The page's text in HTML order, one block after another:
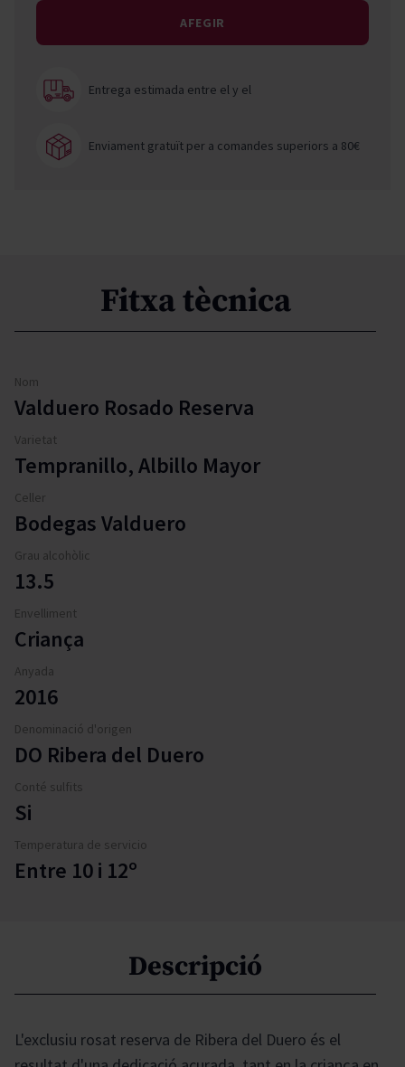
AFEGIR
Entrega estimada entre ely el
Enviament gratuït per a comandes superiors a 80€
Fitxa tècnica
Nom
Valduero Rosado Reserva
Varietat
Tempranillo, Albillo Mayor
Celler
Bodegas Valduero
Grau alcohòlic
13.5
Envelliment
Criança
Anyada
2016
Denominació d'origen
DO Ribera del Duero
Conté sulfits
Si
Temperatura de servicio
Entre 10 i 12º
Descripció
L'exclusiu rosat reserva de Ribera del Duero és el